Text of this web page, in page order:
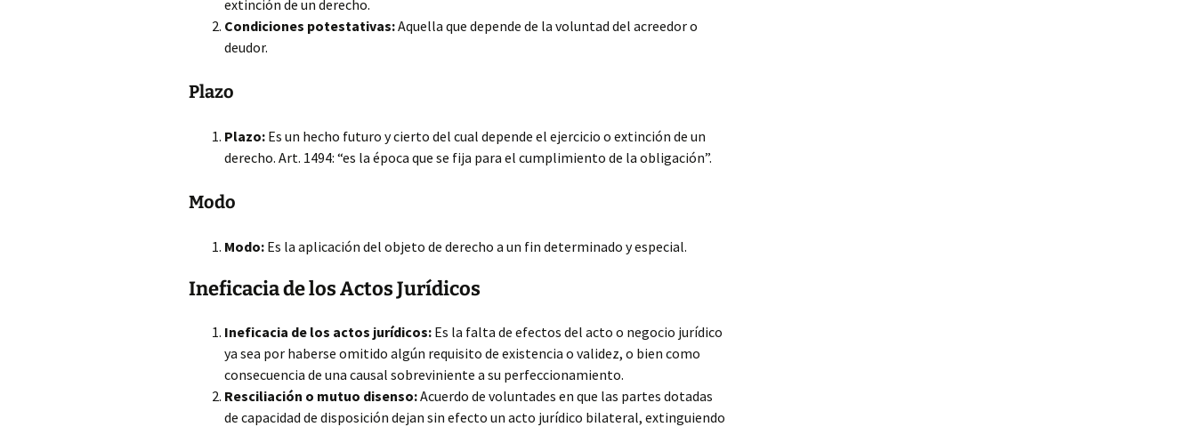
extinción de un derecho.
Condiciones potestativas:Aquella que depende de la voluntad del acreedor o
deudor.
Plazo
Plazo: Es un hecho futuro y cierto del cual depende el ejercicio o extinción de un
derecho. Art. 1494: “es la época que se fija para el cumplimiento de la obligación”.
Modo
Modo: Es la aplicación del objeto de derecho a un fin determinado y especial.
Ineficacia de los Actos Jurídicos
Ineficacia de los actos jurídicos: Es la falta de efectos del acto o negocio jurídico
ya sea por haberse omitido algún requisito de existencia o validez, o bien como
consecuencia de una causal sobreviniente a su perfeccionamiento.
Resciliación o mutuo disenso:Acuerdo de voluntades en que las partes dotadas
de capacidad de disposición dejan sin efecto un acto jurídico bilateral, extinguiendo